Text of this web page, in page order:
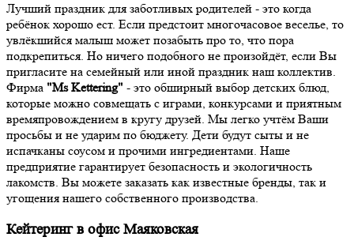
Лучший праздник для заботливых родителей - это когда
ребёнок хорошо ест. Если предстоит многочасовое веселье, то
увлёкшийся малыш может позабыть про то, что пора
подкрепиться. Но ничего подобного не произойдёт, если Вы
пригласите на семейный или иной праздник наш коллектив.
Фирма "Ms Kettering" - это обширный выбор детских блюд,
которые можно совмещать с играми, конкурсами и приятным
времяпровождением в кругу друзей. Мы легко учтём Ваши
просьбы и не ударим по бюджету. Дети будут сыты и не
испачканы соусом и прочими ингредиентами. Наше
предприятие гарантирует безопасность и экологичность
лакомств. Вы можете заказать как известные бренды, так и
угощения нашего собственного производства.
Кейтеринг в офис Маяковская